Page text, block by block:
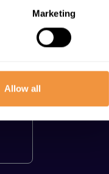
Marketing
Allow all
et